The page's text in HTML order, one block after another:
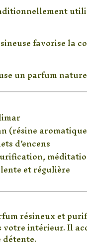
favorise la
un parfum
(résine
d’encens
et régulière
idéal
résineux et
intérieur. Il